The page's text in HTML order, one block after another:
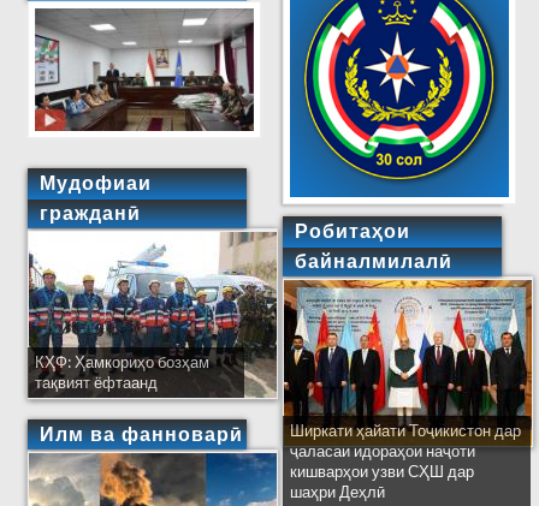
Мудофиаи
гражданӣ
КҲФ: Ҳамкориҳо бозҳам
тақвият ёфтаанд
Илм ва фанноварӣ
Робитаҳои
байналмилалӣ
Ширкати ҳайати Тоҷикистон дар
ҷаласаи идораҳои наҷоти
кишварҳои узви СҲШ дар
шаҳри Деҳлӣ